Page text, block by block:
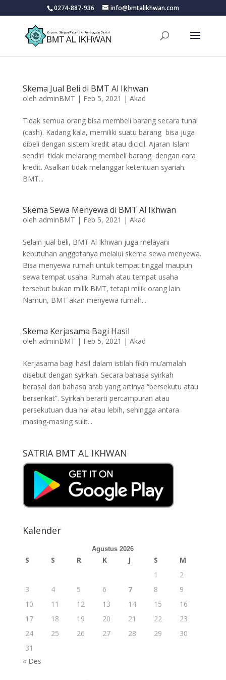
0274-887-936 info@bmtalikhwan.com
Skema Jual Beli di BMT Al Ikhwan
oleh adminBMT | Feb 5, 2021 | Akad
Tidak semua orang bisa membeli barang secara tunai
(cash). Kadang kala, memiliki suatu barang bisa juga
dibeli dengan sistem kredit atau dicicil. Ajaran Islam
sendiri tidak melarang membeli barang dengan cara
kredit. Asalkan tidak melanggar ketentuan syariah.
BMT...
Skema Sewa Menyewa di BMT Al Ikhwan
oleh adminBMT | Feb 5, 2021 | Akad
Selain jual beli, BMT Al Ikhwan juga melayani
kebutuhan anggotanya melalui skema sewa menyewa.
Bisa menyewa rumah untuk tempat tinggal maupun
sewa tempat usaha. Rumah atau tempat usaha
tersebut bukan milik BMT, tetapi milik orang lain.
Namun, BMT akan menyewa rumah...
Skema Kerjasama Bagi Hasil
oleh adminBMT | Feb 5, 2021 | Akad
Kerjasama bagi hasil dalam istilah fikih mu’amalah
disebut dengan syirkah. Secara bahasa syirkah
berasal dari bahasa arab yang artinya “bersekutu atau
berserikat”. Syirkah berarti percampuran atau
persekutuan dua hal atau lebih, sehingga antara
masing-masing sulit...
SATRIA BMT AL IKHWAN
Kalender
Agustus 2026
S S R K J S
M
1
2
3
4 5 6 7 8
9
10
11 12 13 14 15
16
17
18 19 20 21 22
23
24
25 26 27 28 29
30
31
« Des